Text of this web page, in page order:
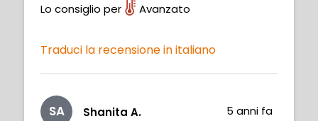
Lo consiglio per Avanzato
Traduci la recensione in italiano
SA Shanita A. 5 anni fa